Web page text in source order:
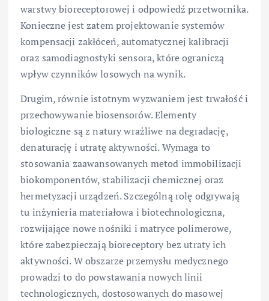
warstwy bioreceptorowej i odpowiedź przetwornika.
Konieczne jest zatem projektowanie systemów
kompensacji zakłóceń, automatycznej kalibracji
oraz samodiagnostyki sensora, które ograniczą
wpływ czynników losowych na wynik.
Drugim, równie istotnym wyzwaniem jest trwałość i
przechowywanie biosensorów. Elementy
biologiczne są z natury wrażliwe na degradację,
denaturację i utratę aktywności. Wymaga to
stosowania zaawansowanych metod immobilizacji
biokomponentów, stabilizacji chemicznej oraz
hermetyzacji urządzeń. Szczególną rolę odgrywają
tu inżynieria materiałowa i biotechnologiczna,
rozwijające nowe nośniki i matryce polimerowe,
które zabezpieczają bioreceptory bez utraty ich
aktywności. W obszarze przemysłu medycznego
prowadzi to do powstawania nowych linii
technologicznych, dostosowanych do masowej